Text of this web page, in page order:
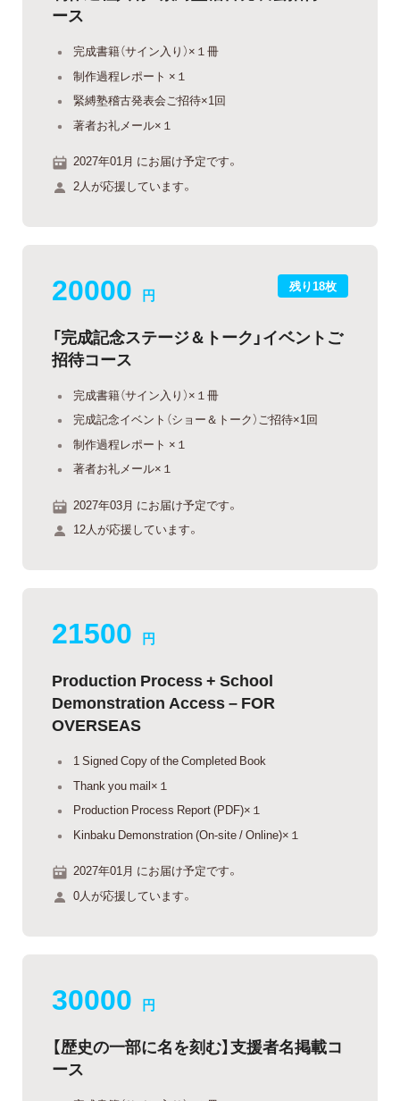
ース
完成書籍（サイン入り）×１冊
制作過程レポート ×１
緊縛塾稽古発表会ご招待×1回
著者お礼メール×１
2027年01月 にお届け予定です。
2人が応援しています。
残り18枚
20000 円
「完成記念ステージ＆トーク」イベントご
招待コース
完成書籍（サイン入り）×１冊
完成記念イベント（ショー＆トーク）ご招待×1回
制作過程レポート ×１
著者お礼メール×１
2027年03月 にお届け予定です。
12人が応援しています。
21500 円
Production Process + School
Demonstration Access – FOR
OVERSEAS
1 Signed Copy of the Completed Book
Thank you mail×１
Production Process Report (PDF)×１
Kinbaku Demonstration (On-site / Online)×１
2027年01月 にお届け予定です。
0人が応援しています。
30000 円
【歴史の一部に名を刻む】支援者名掲載コ
ース